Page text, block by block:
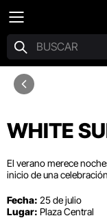
WHITE
El verano merece
inicio de una
Fecha: 25 de julio
Lugar: Plaza Central